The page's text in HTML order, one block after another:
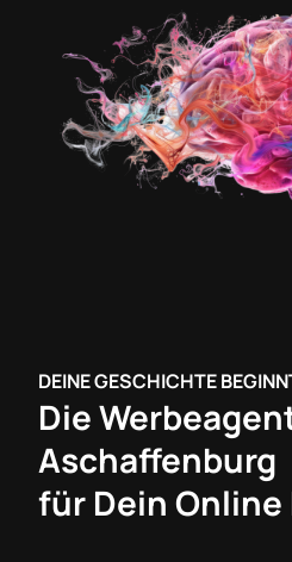
DEINE GESCHICHTE
Die
Aschaffenburg
für Dein